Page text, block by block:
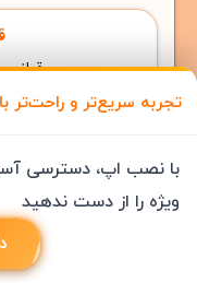
درباره
تمامی حقوق این
گونه
تجربه سریع‌تر و راحت‌تر
با نصب اپ، دسترسی
ویژه را از دست ندهید